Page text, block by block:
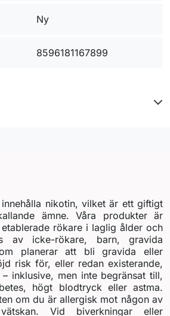
Ny
8596181167899
nikotin, vilket är ett giftigt
ämne. Våra produkter är
rökare i laglig ålder och
av icke-rökare, barn, gravida
planerar att bli gravida eller
risk för, eller redan existerande,
inklusive, men inte begränsat till,
högt blodtryck eller astma.
om du är allergisk mot någon av
Vid biverkningar eller